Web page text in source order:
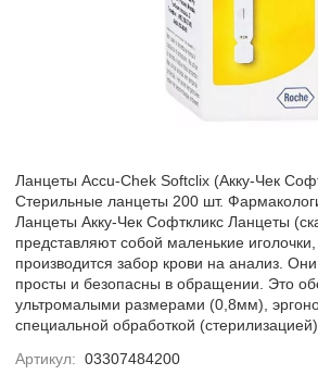
Ланцеты Accu-Chek Softclix (Акку-Чек
Стерильные ланцеты 200 шт.
Ланцеты Акку-Чек Софткликс Ланцеты
представляют собой маленькие
производится забор крови на анализ.
просты и безопасны в обращении. Это
ультромалыми размерами (0,8мм),
специальной обработкой
Артикул: 03307484200